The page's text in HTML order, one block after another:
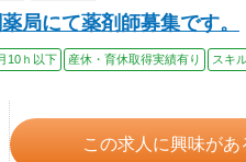
局にて薬剤師募集です。
10ｈ以下 産休・育休取得実績有り スキ
この求人に興味があ